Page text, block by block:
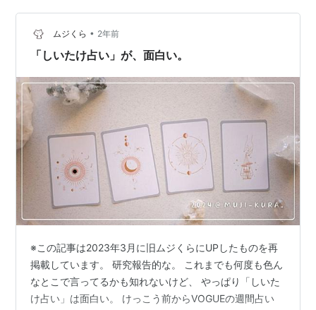
れどやることやったら、きちんと休む。そして、遊ぶ。
そんな「自分のことも大事にする」時間を書き留めて、
老後に読み返したときにフフフと笑えるよう日記にした
ムジくら • 2年前
「しいたけ占い」が、面白い。
※この記事は2023年3月に旧ムジくらにUPしたものを再
掲載しています。 研究報告的な。 これまでも何度も色ん
なとこで言ってるかも知れないけど、 やっぱり「しいた
け占い」は面白い。 けっこう前からVOGUEの週間占い